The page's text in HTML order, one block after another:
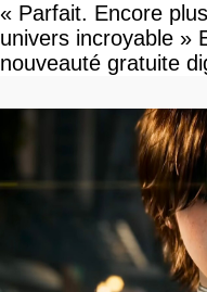
« Parfait. Encore
univers incroyable »
nouveauté gratuite